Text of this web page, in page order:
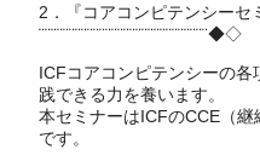
2．『コアコンピテンシーセ
¨¨¨¨¨¨¨¨¨¨¨¨¨¨¨¨¨¨¨¨¨¨¨¨¨¨¨¨◆◇
ICFコアコンピテンシーの
践できる力を養います。
本セミナーはICFのCCE（
です。